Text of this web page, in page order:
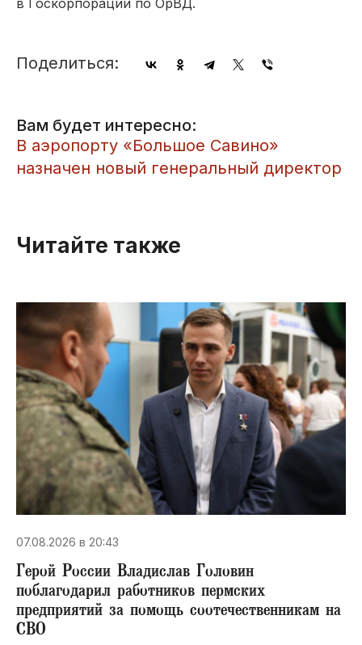
Поделиться:
Вам будет интересно:
В аэропорту «Большое Савино»
назначен новый генеральный директор
Читайте также
07.08.2026 в 20:43
Герой России Владислав Головин
поблагодарил работников пермских
предприятий за помощь соотечественникам на
СВО